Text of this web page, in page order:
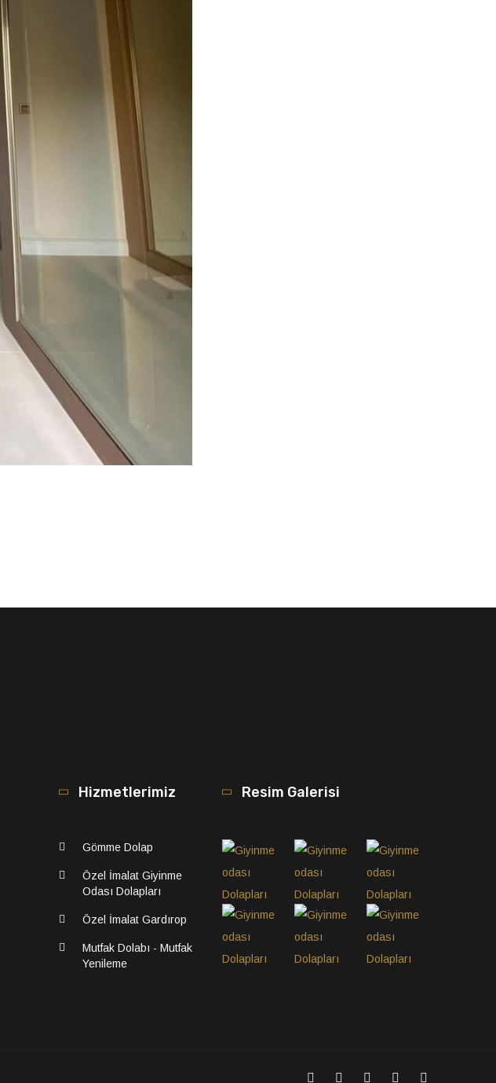
Hizmetlerimiz
Gömme Dolap
Özel İmalat Giyinme
Odası Dolapları
Özel İmalat Gardırop
Mutfak Dolabı - Mutfak
Yenileme
Resim Galerisi